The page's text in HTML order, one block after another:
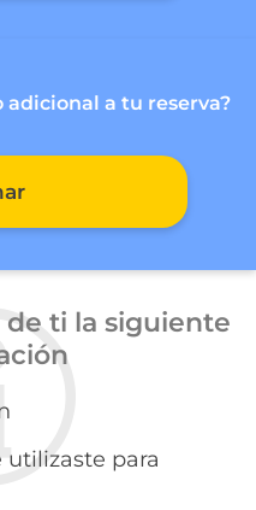
adicional a tu reserva?
ti la siguiente
utilizaste para